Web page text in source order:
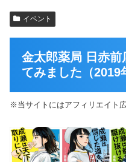
イベント
金太郎薬局 日赤前
てみました（2019
※当サイトにはアフィリエイト